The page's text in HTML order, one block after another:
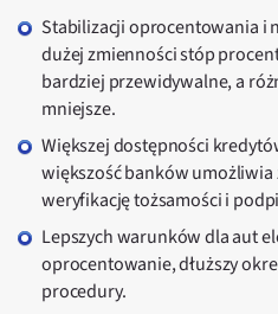
Stabilizacji oprocentowania i
dużej zmienności stóp
bardziej przewidywalne, a
mniejsze.
Większej dostępności
większość banków umożliwia
weryfikację tożsamości i
Lepszych warunków dla aut
oprocentowanie, dłuższy
procedury.